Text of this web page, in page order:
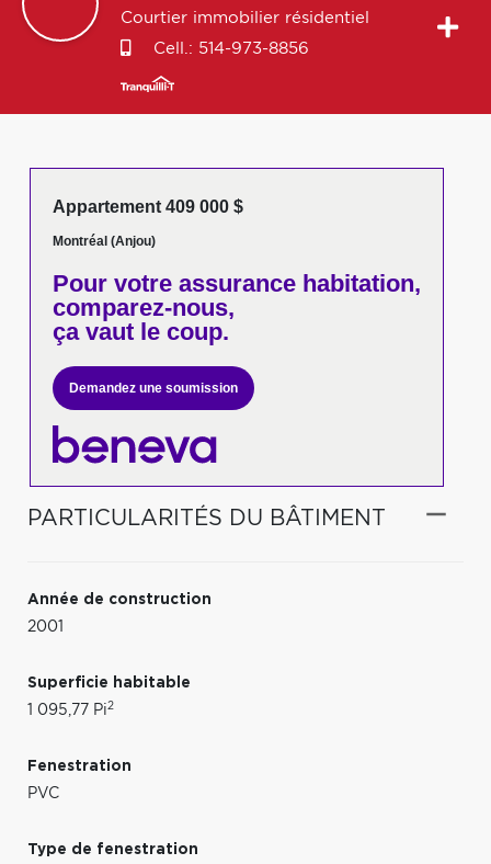
Courtier immobilier résidentiel
Cell.: 514-973-8856
Appartement 409 000 $
Montréal (Anjou)
Pour votreassurance habitation,
comparez-nous,
ça vaut le coup.
Demandez une soumission
PARTICULARITÉS DU BÂTIMENT
Année de construction
2001
Superficie habitable
1 095,77 Pi2
Fenestration
PVC
Type de fenestration